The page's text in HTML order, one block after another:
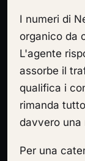
I numeri di
organico da
L'agente
assorbe il
qualifica i
rimanda
davvero una
Per una